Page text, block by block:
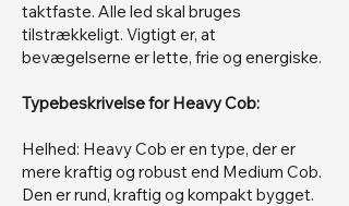
taktfaste. Alle led skal bruges
tilstrækkeligt. Vigtigt er, at
bevægelserne er lette, frie og energiske.
Typebeskrivelse for Heavy Cob:
Helhed: Heavy Cob er en type, der er
mere kraftig og robust end Medium Cob.
Den er rund, kraftig og kompakt bygget.